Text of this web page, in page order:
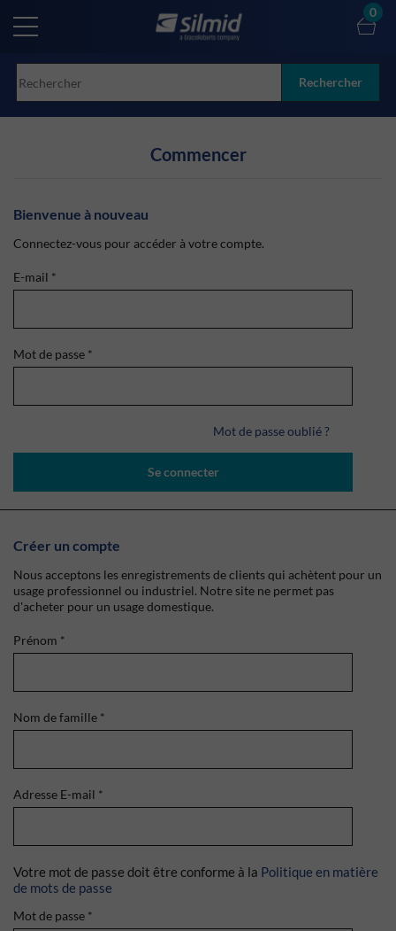
main
Rechercher
0
Commencer
Bienvenue à nouveau
Connectez-vous pour accéder à votre compte.
E-mail *
Mot de passe *
Mot de passe oublié ?
Se connecter
Créer un compte
Nous acceptons les enregistrements de clients qui achètent pour un
usage professionnel ou industriel. Notre site ne permet pas
d'acheter pour un usage domestique.
Prénom *
Nom de famille *
Adresse E-mail *
Votre mot de passe doit être conforme à la Politique en matière
de mots de passe
Mot de passe *